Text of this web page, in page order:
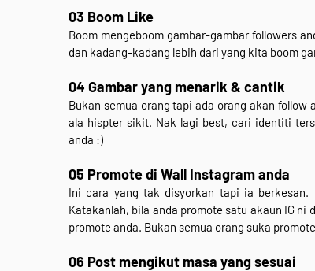
03 Boom Like
Boom mengeboom gambar-gambar followers
dan kadang-kadang lebih dari yang kita boom
04 Gambar yang menarik & cantik
Bukan semua orang tapi ada orang akan
ala hispter sikit. Nak lagi best, cari identiti
anda :)
05 Promote di Wall Instagram anda
Ini cara yang tak disyorkan tapi ia berkesan.
Katakanlah, bila anda promote satu akaun IG ni
promote anda. Bukan semua orang suka
06 Post mengikut masa yang sesuai